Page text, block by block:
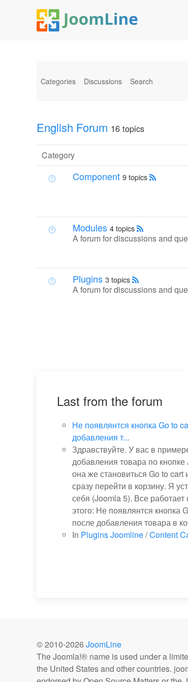
Categories Discussions Search
English Forum 16 topics
Category
Component 9 topics
Modules 4 topics
A forum for discussions and
Plugins 3 topics
A forum for discussions and
Last from the forum
Не появлянтся кнопка Go to
добавления т...
Здравствуйте. У вас в
добавления товара по кнопке
она же становиться Go to
сразу перейти в корзину. Я
себя (Joomla 5). Все работает
этого: Не появлянтся кнопка
после добавления товара в
In Plugins Joomline/Content
© 2010-2026 JoomLine
The Joomla!® name is used under a
the United States and other countries.